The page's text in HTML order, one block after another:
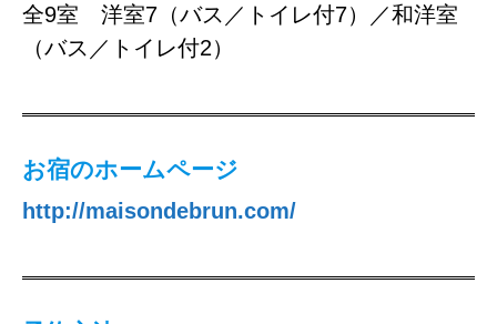
全9室 洋室7（バス／トイレ付7）／和洋室
（バス／トイレ付2）
お宿のホームページ
http://maisondebrun.com/